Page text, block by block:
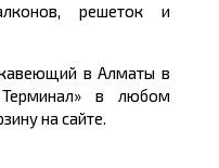
решеток и
в Алматы в
в любом
на сайте.